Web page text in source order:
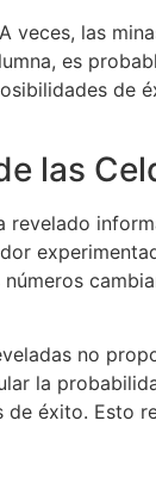
veces, las
es
de
las
revelado
no
la
éxito. Esto